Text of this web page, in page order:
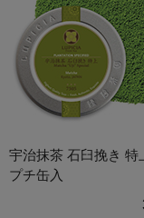
宇治抹茶 石臼挽き 特
プチ缶入